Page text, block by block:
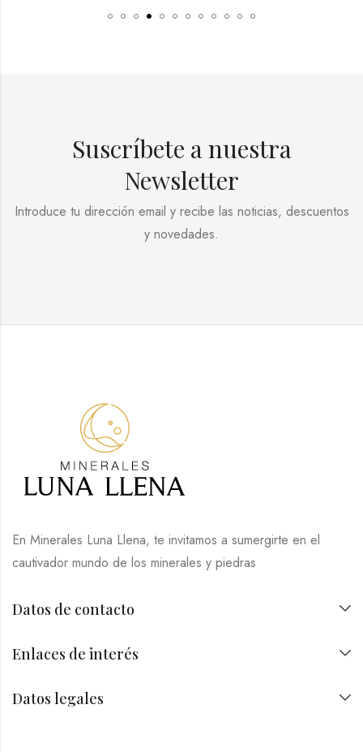
Suscríbete a nuestra
Newsletter
Introduce tu dirección email y recibe las noticias, descuentos
y novedades.
En Minerales Luna Llena, te invitamos a sumergirte en el
cautivador mundo de los minerales y piedras
Datos de contacto
Enlaces de interés
Datos legales